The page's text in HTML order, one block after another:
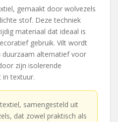
gemaakt door wolvezels
stof. Deze techniek
materiaal dat ideaal is
gebruik. Vilt wordt
duurzaam alternatief voor
zijn isolerende
in textuur.
samengesteld uit
dat zowel praktisch als